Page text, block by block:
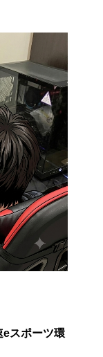
スポーツ環